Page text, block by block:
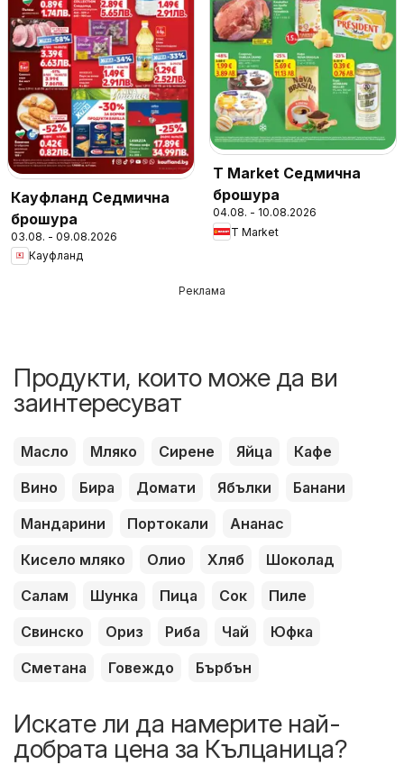
Кауфланд Седмична
брошура
03.08. - 09.08.2026
Кауфланд
T Market Седмична
брошура
04.08. - 10.08.2026
T Market
Реклама
Продукти, които може да ви
заинтересуват
Масло Мляко Сирене Яйца
Кафе
Вино
Бира Домати Ябълки
Банани
Мандарини
Портокали
Ананас
Кисело мляко
Олио Хляб
Шоколад
Салам
Шунка Пица Сок
Пиле
Свинско
Ориз Риба Чай
Юфка
Сметана
Говеждо Бърбън
Искате ли да намерите най-
добрата цена за Кълцаница?